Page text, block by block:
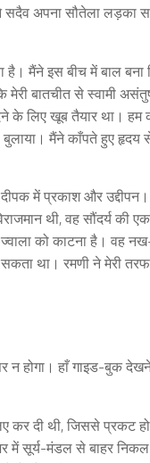
अपना सौतेला लड़का
है। मैंने इस बीच में बाल
बातचीत से स्वामी
के लिए खूब तैयार था।
बुलाया। मैंने काँपते हुए
में प्रकाश और
थी, वह सौंदर्य की
को काटना है। वह नख-
सकता था। रमणी ने
न होगा। हाँ गाइड-बुक
कर दी थी, जिससे प्रकट
में सूर्य-मंडल से बाहर